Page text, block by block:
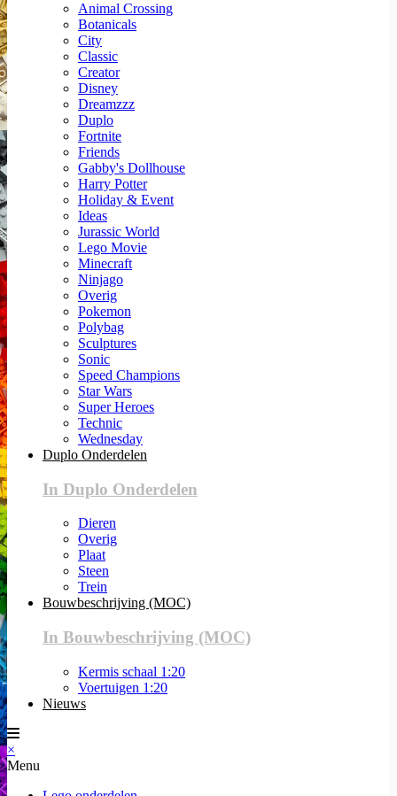
Animal Crossing
Botanicals
City
Classic
Creator
Disney
Dreamzzz
Duplo
Fortnite
Friends
Gabby's Dollhouse
Harry Potter
Holiday & Event
Ideas
Jurassic World
Lego Movie
Minecraft
Ninjago
Overig
Pokemon
Polybag
Sculptures
Sonic
Speed Champions
Star Wars
Super Heroes
Technic
Wednesday
Duplo Onderdelen
In Duplo Onderdelen
Dieren
Overig
Plaat
Steen
Trein
Bouwbeschrijving (MOC)
In Bouwbeschrijving (MOC)
Kermis schaal 1:20
Voertuigen 1:20
Nieuws
×
Menu